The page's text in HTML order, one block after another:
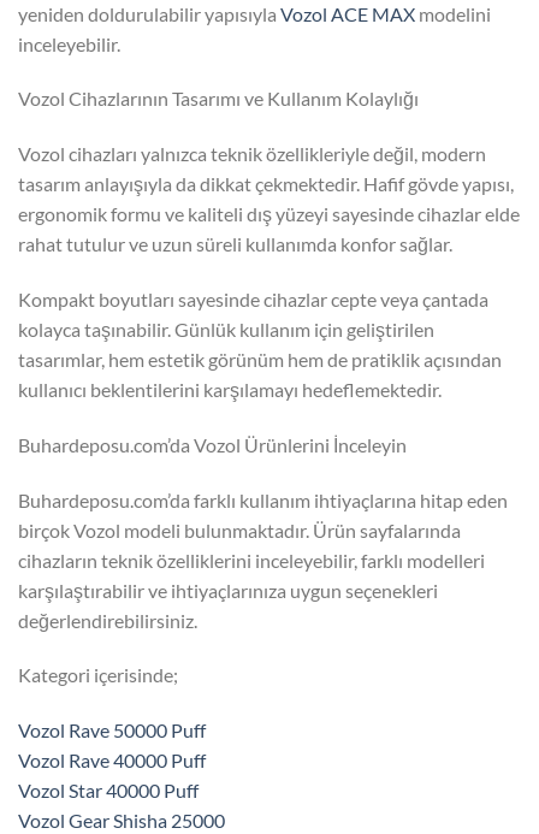
yeniden doldurulabilir yapısıyla Vozol ACE MAX modelini
inceleyebilir.
Vozol Cihazlarının Tasarımı ve Kullanım Kolaylığı
Vozol cihazları yalnızca teknik özellikleriyle değil, modern
tasarım anlayışıyla da dikkat çekmektedir. Hafif gövde yapısı,
ergonomik formu ve kaliteli dış yüzeyi sayesinde cihazlar elde
rahat tutulur ve uzun süreli kullanımda konfor sağlar.
Kompakt boyutları sayesinde cihazlar cepte veya çantada
kolayca taşınabilir. Günlük kullanım için geliştirilen
tasarımlar, hem estetik görünüm hem de pratiklik açısından
kullanıcı beklentilerini karşılamayı hedeflemektedir.
Buhardeposu.com’da Vozol Ürünlerini İnceleyin
Buhardeposu.com’da farklı kullanım ihtiyaçlarına hitap eden
birçok Vozol modeli bulunmaktadır. Ürün sayfalarında
cihazların teknik özelliklerini inceleyebilir, farklı modelleri
karşılaştırabilir ve ihtiyaçlarınıza uygun seçenekleri
değerlendirebilirsiniz.
Kategori içerisinde;
Vozol Rave 50000 Puff
Vozol Rave 40000 Puff
Vozol Star 40000 Puff
Vozol Gear Shisha 25000